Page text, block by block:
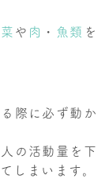
や 肉 ・ 魚類 を
際に必ず動か
の活動量を下
しまいます。